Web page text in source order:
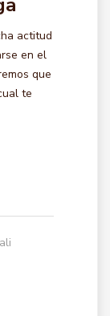
actitud
en el
que
te